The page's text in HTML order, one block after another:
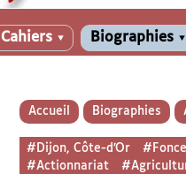
Cahiers ▼ Biographies ▼
Accueil Biographies
#Dijon, Côte-d’Or
#Actionnariat